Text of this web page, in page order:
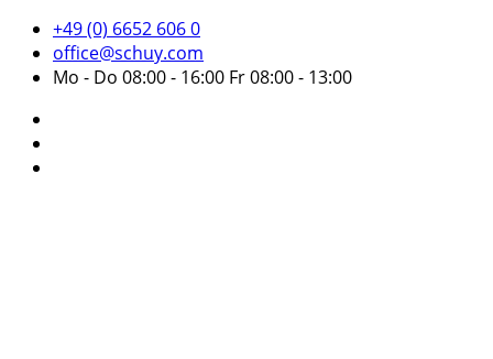
+49 (0) 6652 606 0
office@schuy.com
Mo - Do 08:00 - 16:00 Fr 08:00 - 13:00